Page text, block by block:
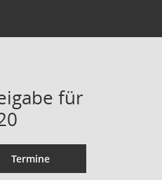
für
Termine